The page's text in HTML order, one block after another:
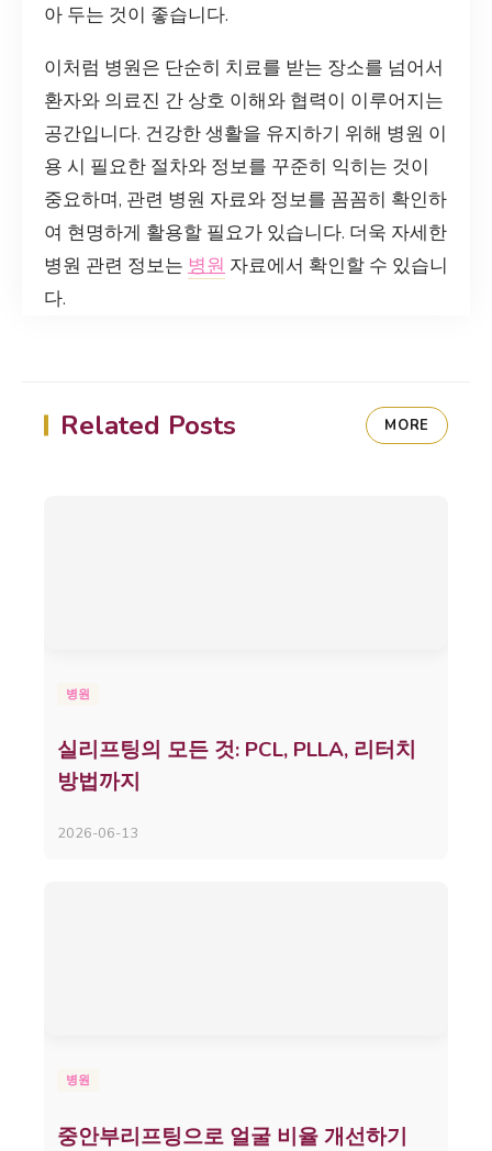
아 두는 것이 좋습니다.
이처럼 병원은 단순히 치료를 받는 장소를 넘어서
환자와 의료진 간 상호 이해와 협력이 이루어지는
공간입니다. 건강한 생활을 유지하기 위해 병원 이
용 시 필요한 절차와 정보를 꾸준히 익히는 것이
중요하며, 관련 병원 자료와 정보를 꼼꼼히 확인하
여 현명하게 활용할 필요가 있습니다. 더욱 자세한
병원 관련 정보는 병원 자료에서 확인할 수 있습니
다.
Related Posts MORE
병원
실리프팅의 모든 것: PCL, PLLA, 리터치
방법까지
2026-06-13
병원
중안부리프팅으로 얼굴 비율 개선하기